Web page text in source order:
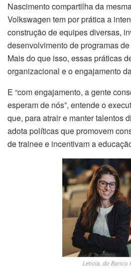
Nascimento compartilha da
Volkswagen tem por prática a
construção de equipes diversas,
desenvolvimento de programas
Mais do que isso, essas práticas
organizacional e o engajamento
E “com engajamento, a gente
esperam de nós”, entende o
que, para atrair e manter talentos
adota políticas que promovem
de trainee e incentivam a
Leticia, do Banco